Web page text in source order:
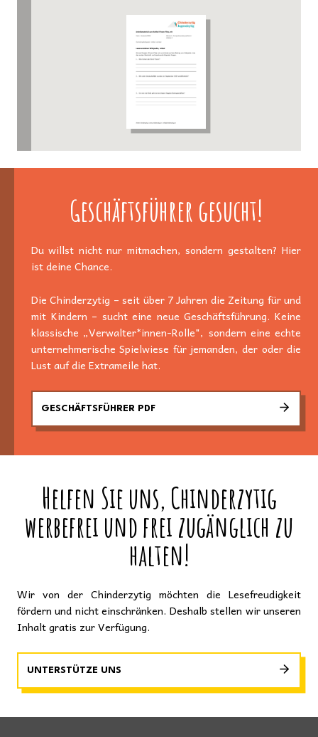
Geschäftsführer gesucht!
Du willst nicht nur mitmachen, sondern gestalten? Hier
ist deine Chance.
Die Chinderzytig – seit über 7 Jahren die Zeitung für und
mit Kindern – sucht eine neue Geschäftsführung. Keine
klassische „Verwalter*innen-Rolle", sondern eine echte
unternehmerische Spielwiese für jemanden, der oder die
Lust auf die Extrameile hat.
GESCHÄFTSFÜHRER PDF
Helfen Sie uns, Chinderzytig
werbefrei und frei zugänglich zu
halten!
Wir von der Chinderzytig möchten die Lesefreudigkeit
fördern und nicht einschränken. Deshalb stellen wir unseren
Inhalt gratis zur Verfügung.
UNTERSTÜTZE UNS